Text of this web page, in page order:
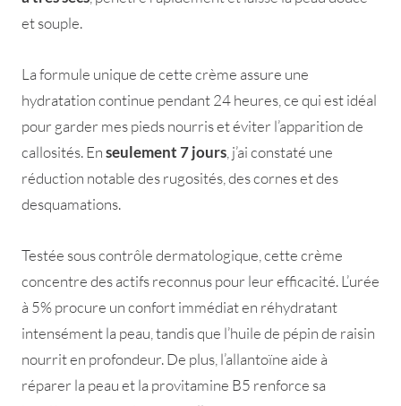
et souple.
La formule unique de cette crème assure une
hydratation continue pendant 24 heures, ce qui est idéal
pour garder mes pieds nourris et éviter l’apparition de
callosités. Enseulement 7 jours , j’ai constaté une
réduction notable des rugosités, des cornes et des
desquamations.
Testée sous contrôle dermatologique, cette crème
concentre des actifs reconnus pour leur efficacité. L’urée
à 5% procure un confort immédiat en réhydratant
intensément la peau, tandis que l’huile de pépin de raisin
nourrit en profondeur. De plus, l’allantoïne aide à
réparer la peau et la provitamine B5 renforce sa